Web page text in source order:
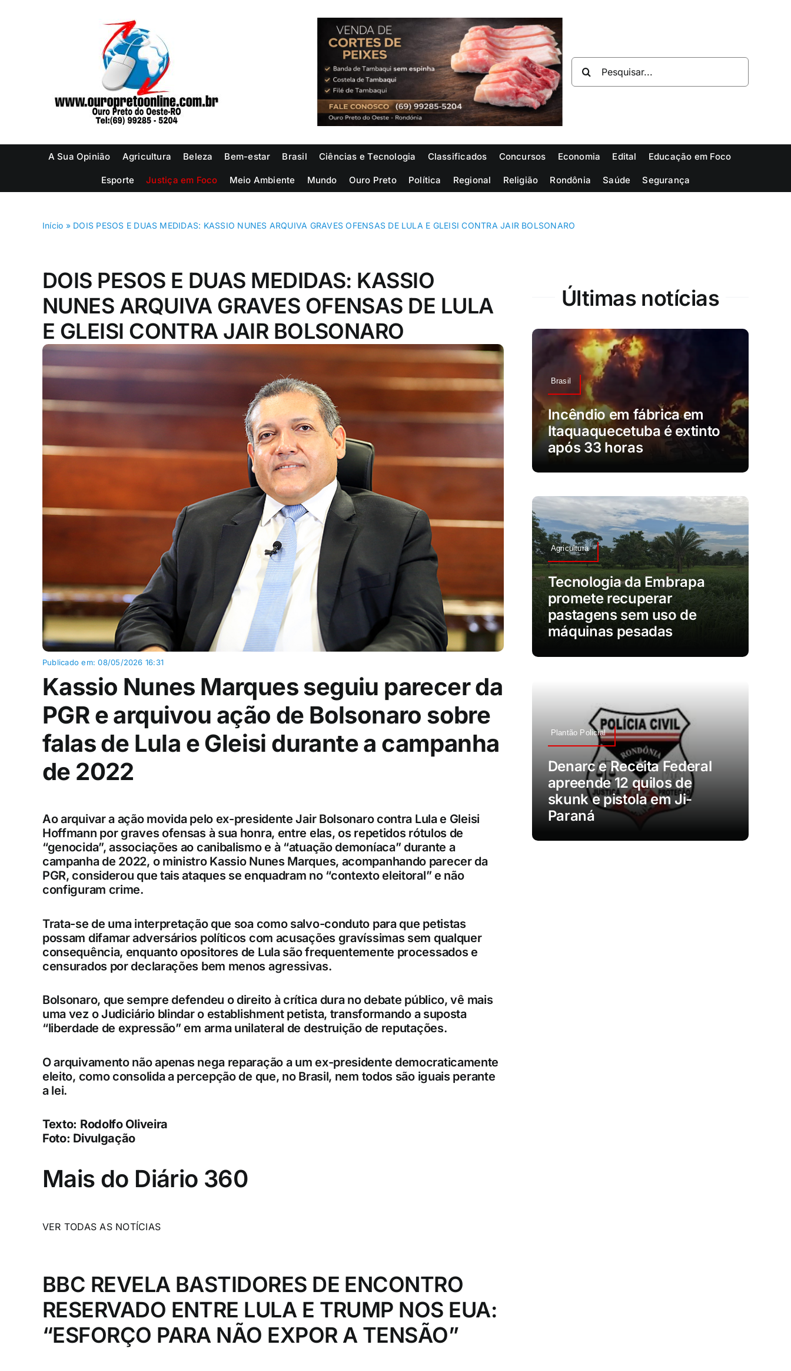
resultados
A Sua Opinião Agricultura Beleza Bem-estar Brasil Ciências e Tecnologia Classificados Concursos Economia Edital Educação em Foco
Esporte Justiça em Foco Meio Ambiente Mundo Ouro Preto Política Regional Religião Rondônia Saúde Segurança
Início » DOIS PESOS E DUAS MEDIDAS: KASSIO NUNES ARQUIVA GRAVES OFENSAS DE LULA E GLEISI CONTRA JAIR BOLSONARO
DOIS PESOS E DUAS MEDIDAS: KASSIO
NUNES ARQUIVA GRAVES OFENSAS DE LULA
E GLEISI CONTRA JAIR BOLSONARO
Publicado em: 08/05/2026 16:31
Kassio Nunes Marques seguiu parecer da
PGR e arquivou ação de Bolsonaro sobre
falas de Lula e Gleisi durante a campanha
de 2022
Ao arquivar a ação movida pelo ex-presidente Jair Bolsonaro contra Lula e Gleisi
Hoffmann por graves ofensas à sua honra, entre elas, os repetidos rótulos de
“genocida”, associações ao canibalismo e à “atuação demoníaca” durante a
campanha de 2022, o ministro Kassio Nunes Marques, acompanhando parecer da
PGR, considerou que tais ataques se enquadram no “contexto eleitoral” e não
configuram crime.
Trata-se de uma interpretação que soa como salvo-conduto para que petistas
possam difamar adversários políticos com acusações gravíssimas sem qualquer
consequência, enquanto opositores de Lula são frequentemente processados e
censurados por declarações bem menos agressivas.
Bolsonaro, que sempre defendeu o direito à crítica dura no debate público, vê mais
uma vez o Judiciário blindar o establishment petista, transformando a suposta
“liberdade de expressão” em arma unilateral de destruição de reputações.
O arquivamento não apenas nega reparação a um ex-presidente democraticamente
eleito, como consolida a percepção de que, no Brasil, nem todos são iguais perante
a lei.
Texto: Rodolfo Oliveira
Foto: Divulgação
Mais do Diário 360
VER TODAS AS NOTÍCIAS
BBC REVELA BASTIDORES DE ENCONTRO
RESERVADO ENTRE LULA E TRUMP NOS EUA:
“ESFORÇO PARA NÃO EXPOR A TENSÃO”
Últimas notícias
Brasil
Incêndio em fábrica em
Itaquaquecetuba é extinto
após 33 horas
Agricultura
Tecnologia da Embrapa
promete recuperar
pastagens sem uso de
máquinas pesadas
Plantão Policial
Denarc e Receita Federal
apreende 12 quilos de
skunk e pistola em Ji-
Paraná